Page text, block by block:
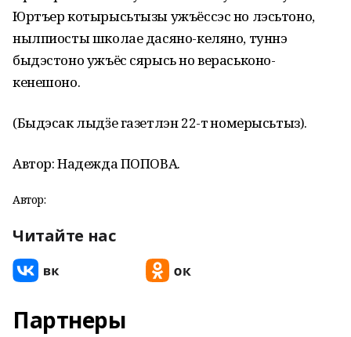
Юртъер котырысьтызы ужъёссэс но лэсьтоно,
нылпиосты школае дасяно-келяно, туннэ
быдэстоно ужъёс сярысь но вераськоно-
кенешоно.
(Быдэсак лыдӟе газетлэн 22-тӥ номерысьтыз).
Автор: Надежда ПОПОВА.
Автор:
Читайте нас
Партнеры